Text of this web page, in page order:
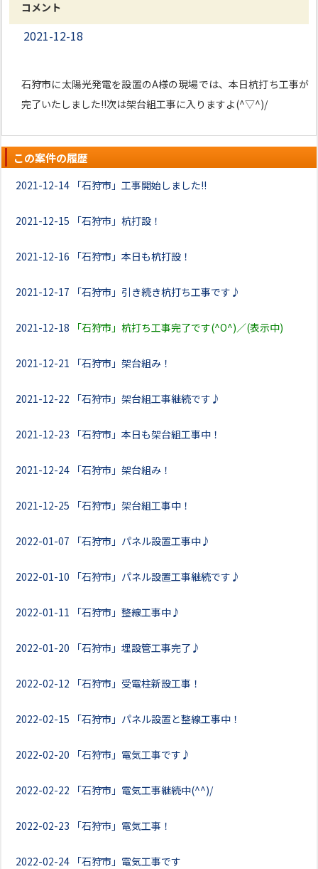
コメント
2021-12-18
石狩市に太陽光発電を設置のA様の現場では、本日杭打ち工事が
完了いたしました!!次は架台組工事に入りますよ(^▽^)/
この案件の履歴
2021-12-14 「石狩市」工事開始しました!!
2021-12-15 「石狩市」杭打設！
2021-12-16 「石狩市」本日も杭打設！
2021-12-17 「石狩市」引き続き杭打ち工事です♪
2021-12-18 「石狩市」杭打ち工事完了です(^O^)／(表示中)
2021-12-21 「石狩市」架台組み！
2021-12-22 「石狩市」架台組工事継続です♪
2021-12-23 「石狩市」本日も架台組工事中！
2021-12-24 「石狩市」架台組み！
2021-12-25 「石狩市」架台組工事中！
2022-01-07 「石狩市」パネル設置工事中♪
2022-01-10 「石狩市」パネル設置工事継続です♪
2022-01-11 「石狩市」整線工事中♪
2022-01-20 「石狩市」埋設管工事完了♪
2022-02-12 「石狩市」受電柱新設工事！
2022-02-15 「石狩市」パネル設置と整線工事中！
2022-02-20 「石狩市」電気工事です♪
2022-02-22 「石狩市」電気工事継続中(^^)/
2022-02-23 「石狩市」電気工事！
2022-02-24 「石狩市」電気工事です